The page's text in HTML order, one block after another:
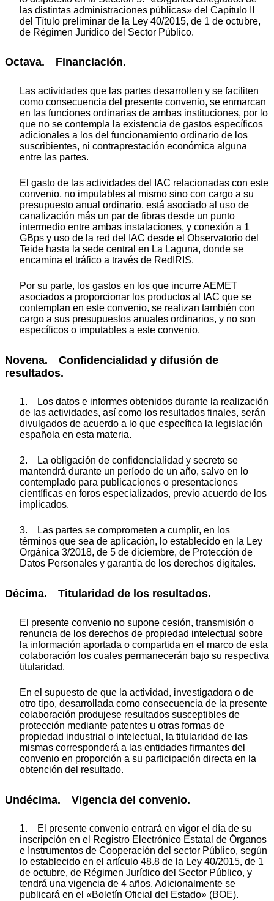
las distintas administraciones públicas» del Capítulo II
del Título preliminar de la Ley 40/2015, de 1 de octubre,
de Régimen Jurídico del Sector Público.
Octava. Financiación.
Las actividades que las partes desarrollen y se faciliten
como consecuencia del presente convenio, se enmarcan
en las funciones ordinarias de ambas instituciones, por lo
que no se contempla la existencia de gastos específicos
adicionales a los del funcionamiento ordinario de los
suscribientes, ni contraprestación económica alguna
entre las partes.
El gasto de las actividades del IAC relacionadas con este
convenio, no imputables al mismo sino con cargo a su
presupuesto anual ordinario, está asociado al uso de
canalización más un par de fibras desde un punto
intermedio entre ambas instalaciones, y conexión a 1
GBps y uso de la red del IAC desde el Observatorio del
Teide hasta la sede central en La Laguna, donde se
encamina el tráfico a través de RedIRIS.
Por su parte, los gastos en los que incurre AEMET
asociados a proporcionar los productos al IAC que se
contemplan en este convenio, se realizan también con
cargo a sus presupuestos anuales ordinarios, y no son
específicos o imputables a este convenio.
Novena. Confidencialidad y difusión de
resultados.
1. Los datos e informes obtenidos durante la realización
de las actividades, así como los resultados finales, serán
divulgados de acuerdo a lo que específica la legislación
española en esta materia.
2. La obligación de confidencialidad y secreto se
mantendrá durante un período de un año, salvo en lo
contemplado para publicaciones o presentaciones
científicas en foros especializados, previo acuerdo de los
implicados.
3. Las partes se comprometen a cumplir, en los
términos que sea de aplicación, lo establecido en la Ley
Orgánica 3/2018, de 5 de diciembre, de Protección de
Datos Personales y garantía de los derechos digitales.
Décima. Titularidad de los resultados.
El presente convenio no supone cesión, transmisión o
renuncia de los derechos de propiedad intelectual sobre
la información aportada o compartida en el marco de esta
colaboración los cuales permanecerán bajo su respectiva
titularidad.
En el supuesto de que la actividad, investigadora o de
otro tipo, desarrollada como consecuencia de la presente
colaboración produjese resultados susceptibles de
protección mediante patentes u otras formas de
propiedad industrial o intelectual, la titularidad de las
mismas corresponderá a las entidades firmantes del
convenio en proporción a su participación directa en la
obtención del resultado.
Undécima. Vigencia del convenio.
1. El presente convenio entrará en vigor el día de su
inscripción en el Registro Electrónico Estatal de Órganos
e Instrumentos de Cooperación del sector Público, según
lo establecido en el artículo 48.8 de la Ley 40/2015, de 1
de octubre, de Régimen Jurídico del Sector Público, y
tendrá una vigencia de 4 años. Adicionalmente se
publicará en el «Boletín Oficial del Estado» (BOE).